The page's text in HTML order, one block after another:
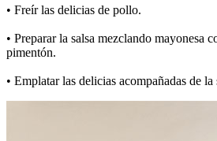
• Freír las delicias de pollo.
• Preparar la salsa mezclando mayonesa
pimentón.
• Emplatar las delicias acompañadas de